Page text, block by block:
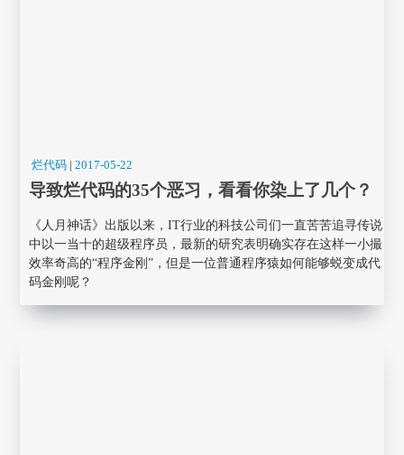
烂代码 |2017-05-22
导致烂代码的35个恶习，看看你染上了几个？
《人月神话》出版以来，IT行业的科技公司们一直苦苦追寻传说
中以一当十的超级程序员，最新的研究表明确实存在这样一小撮
效率奇高的“程序金刚”，但是一位普通程序猿如何能够蜕变成代
码金刚呢？